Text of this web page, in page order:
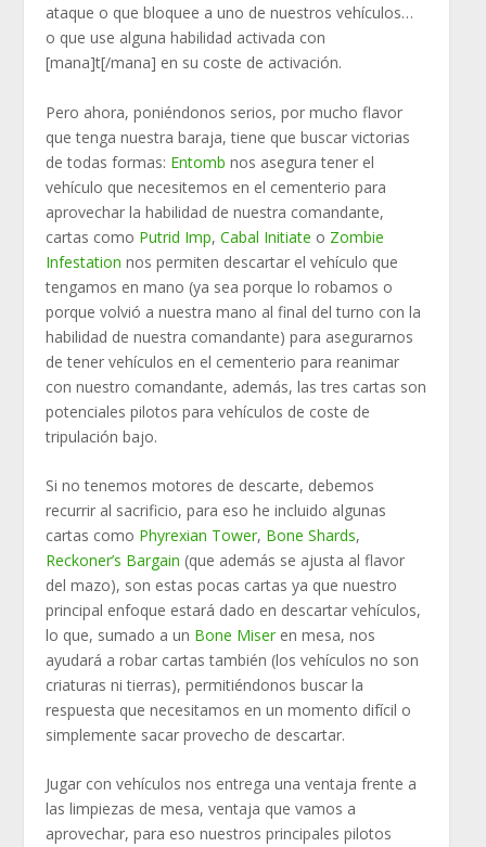
ataque o que bloquee a uno de nuestros vehículos…
o que use alguna habilidad activada con
[mana]t[/mana] en su coste de activación.
Pero ahora, poniéndonos serios, por mucho flavor
que tenga nuestra baraja, tiene que buscar victorias
de todas formas: Entomb nos asegura tener el
vehículo que necesitemos en el cementerio para
aprovechar la habilidad de nuestra comandante,
cartas como Putrid Imp,Cabal Initiate o Zombie
Infestation nos permiten descartar el vehículo que
tengamos en mano (ya sea porque lo robamos o
porque volvió a nuestra mano al final del turno con la
habilidad de nuestra comandante) para asegurarnos
de tener vehículos en el cementerio para reanimar
con nuestro comandante, además, las tres cartas son
potenciales pilotos para vehículos de coste de
tripulación bajo.
Si no tenemos motores de descarte, debemos
recurrir al sacrificio, para eso he incluido algunas
cartas como Phyrexian Tower, Bone Shards,
Reckoner’s Bargain (que además se ajusta al flavor
del mazo), son estas pocas cartas ya que nuestro
principal enfoque estará dado en descartar vehículos,
lo que, sumado a un Bone Miser en mesa, nos
ayudará a robar cartas también (los vehículos no son
criaturas ni tierras), permitiéndonos buscar la
respuesta que necesitamos en un momento difícil o
simplemente sacar provecho de descartar.
Jugar con vehículos nos entrega una ventaja frente a
las limpiezas de mesa, ventaja que vamos a
aprovechar, para eso nuestros principales pilotos